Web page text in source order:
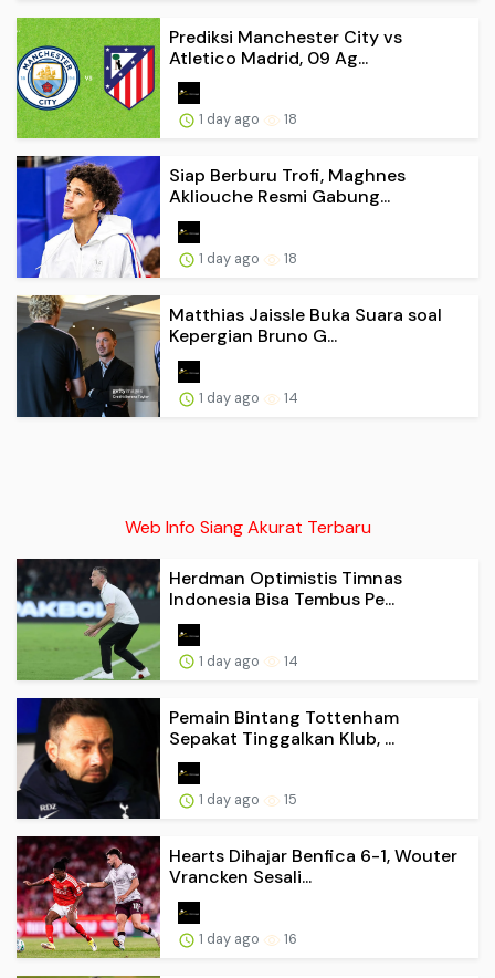
Prediksi Manchester City vs
Atletico Madrid, 09 Ag...
1 day ago 18
Siap Berburu Trofi, Maghnes
Akliouche Resmi Gabung...
1 day ago 18
Matthias Jaissle Buka Suara soal
Kepergian Bruno G...
1 day ago 14
Web Info Siang Akurat Terbaru
Herdman Optimistis Timnas
Indonesia Bisa Tembus Pe...
1 day ago 14
Pemain Bintang Tottenham
Sepakat Tinggalkan Klub, ...
1 day ago 15
Hearts Dihajar Benfica 6-1, Wouter
Vrancken Sesali...
1 day ago 16